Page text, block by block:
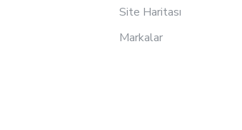
Site Haritası
Markalar